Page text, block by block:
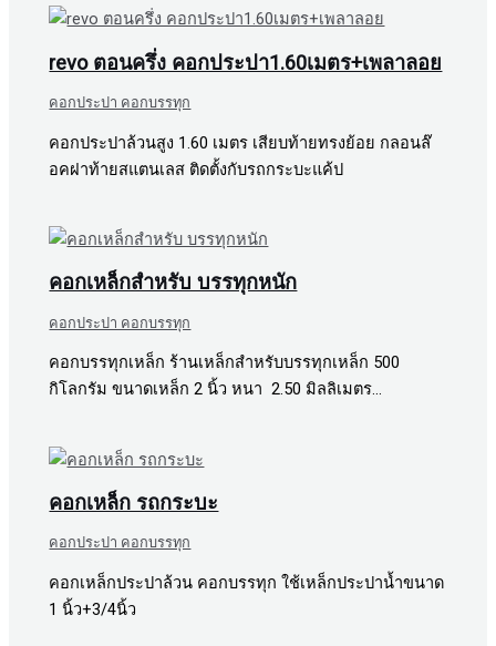
revo ตอนครึ่ง คอกประปา1.60เมตร+เพลาลอย
คอกประปา คอกบรรทุก
คอกประปาล้วนสูง 1.60 เมตร เสียบท้ายทรงย้อย กลอนล๊
อคฝาท้ายสแตนเลส ติดตั้งกับรถกระบะแค้ป
คอกเหล็กสำหรับ บรรทุกหนัก
คอกประปา คอกบรรทุก
คอกบรรทุกเหล็ก ร้านเหล็กสำหรับบรรทุกเหล็ก 500
กิโลกรัม ขนาดเหล็ก 2 นิ้ว หนา 2.50 มิลลิเมตร…
คอกเหล็ก รถกระบะ
คอกประปา คอกบรรทุก
คอกเหล็กประปาล้วน คอกบรรทุก ใช้เหล็กประปาน้ำขนาด
1 นิ้ว+3/4นิ้ว